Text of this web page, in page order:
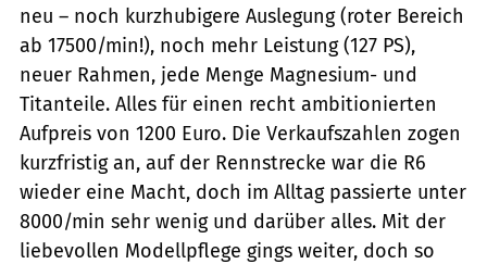
neu – noch kurzhubigere Auslegung (roter Bereich
ab 17500/min!), noch mehr Leistung (127 PS),
neuer Rahmen, jede Menge Magnesium- und
Titanteile. Alles für einen recht ambitionierten
Aufpreis von 1200 Euro. Die Verkaufszahlen zogen
kurzfristig an, auf der Rennstrecke war die R6
wieder eine Macht, doch im Alltag passierte unter
8000/min sehr wenig und darüber alles. Mit der
liebevollen Modellpflege gings weiter, doch so